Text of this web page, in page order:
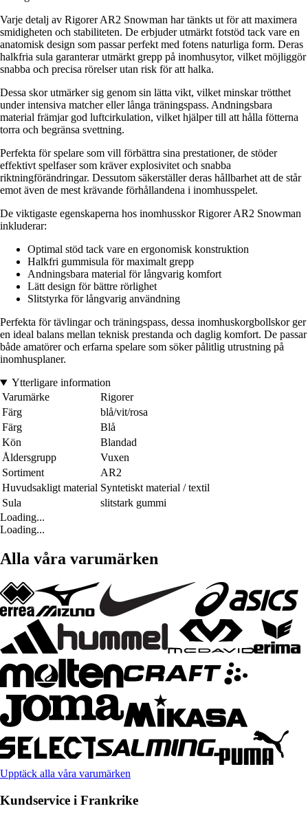
Varje detalj av Rigorer AR2 Snowman har tänkts ut för att maximera
smidigheten och stabiliteten. De erbjuder utmärkt fotstöd tack vare en
anatomisk design som passar perfekt med fotens naturliga form. Deras
halkfria sula garanterar utmärkt grepp på inomhusytor, vilket möjliggör
snabba och precisa rörelser utan risk för att halka.
Dessa skor utmärker sig genom sin lätta vikt, vilket minskar trötthet
under intensiva matcher eller långa träningspass. Andningsbara
material främjar god luftcirkulation, vilket hjälper till att hålla fötterna
torra och begränsa svettning.
Perfekta för spelare som vill förbättra sina prestationer, de stöder
effektivt spelfaser som kräver explosivitet och snabba
riktningförändringar. Dessutom säkerställer deras hållbarhet att de står
emot även de mest krävande förhållandena i inomhusspelet.
De viktigaste egenskaperna hos inomhusskor Rigorer AR2 Snowman
inkluderar:
Optimal stöd tack vare en ergonomisk konstruktion
Halkfri gummisula för maximalt grepp
Andningsbara material för långvarig komfort
Lätt design för bättre rörlighet
Slitstyrka för långvarig användning
Perfekta för tävlingar och träningspass, dessa inomhuskorgbollskor ger
en ideal balans mellan teknisk prestanda och daglig komfort. De passar
både amatörer och erfarna spelare som söker pålitlig utrustning på
inomhusplaner.
Ytterligare information
Varumärke
Rigorer
Färg
blå/vit/rosa
Färg
Blå
Kön
Blandad
Åldersgrupp
Vuxen
Sortiment
AR2
Huvudsakligt material Syntetiskt material / textil
Sula
slitstark gummi
Loading...
Loading...
Alla våra varumärken
Upptäck alla våra varumärken
Kundservice i Frankrike